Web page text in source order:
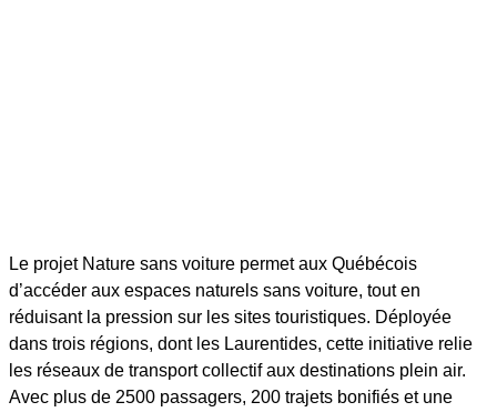
Le projet Nature sans voiture permet aux Québécois
d’accéder aux espaces naturels sans voiture, tout en
réduisant la pression sur les sites touristiques. Déployée
dans trois régions, dont les Laurentides, cette initiative relie
les réseaux de transport collectif aux destinations plein air.
Avec plus de 2500 passagers, 200 trajets bonifiés et une